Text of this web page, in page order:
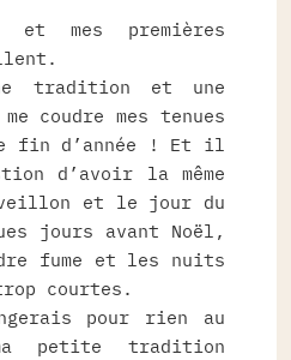
et mes premières
tradition et une
coudre mes tenues
fin d’année ! Et il
d’avoir la même
et le jour du
jours avant Noël,
fume et les nuits
courtes.
pour rien au
petite tradition